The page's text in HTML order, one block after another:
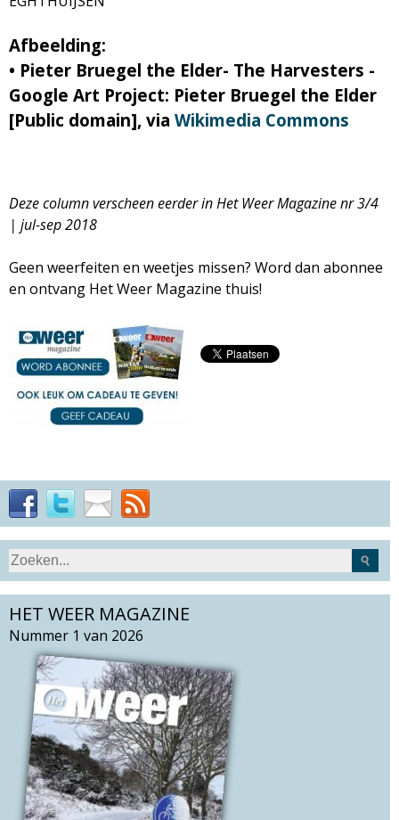
Afbeelding:
• Pieter Bruegel the Elder- The Harvesters -
Google Art Project: Pieter Bruegel the Elder
[Public domain], via Wikimedia Commons
Deze column verscheen eerder in Het Weer Magazinenr 3/4
| jul-sep 2018
Geen weerfeiten en weetjes missen? Word dan abonnee
en ontvang Het Weer Magazine thuis!
Z
o
e
k
S
e
r
c
HET WEER MAGAZINE
Nummer 1 van 2026